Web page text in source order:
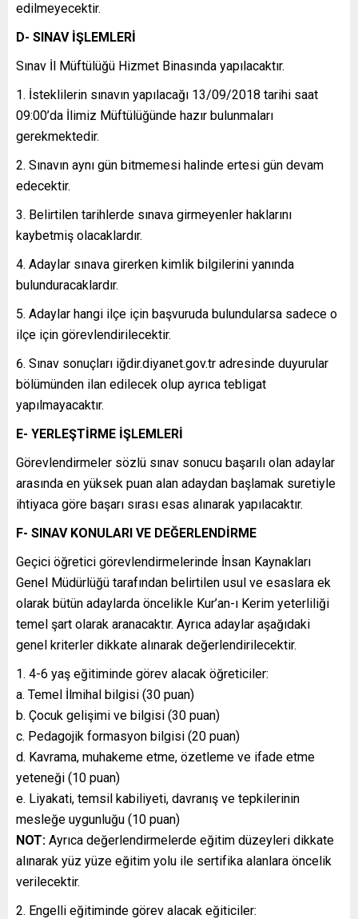
edilmeyecektir.
D- SINAV İŞLEMLERİ
Sınav İl Müftülüğü Hizmet Binasında yapılacaktır.
İsteklilerin sınavın yapılacağı 13/09/2018 tarihi saat
09:00’da İlimiz Müftülüğünde hazır bulunmaları
gerekmektedir.
Sınavın aynı gün bitmemesi halinde ertesi gün devam
edecektir.
Belirtilen tarihlerde sınava girmeyenler haklarını
kaybetmiş olacaklardır.
Adaylar sınava girerken kimlik bilgilerini yanında
bulunduracaklardır.
Adaylar hangi ilçe için başvuruda bulundularsa sadece o
ilçe için görevlendirilecektir.
Sınav sonuçları iğdir.diyanet.gov.tr adresinde duyurular
bölümünden ilan edilecek olup ayrıca tebligat
yapılmayacaktır.
E- YERLEŞTİRME İŞLEMLERİ
Görevlendirmeler sözlü sınav sonucu başarılı olan adaylar
arasında en yüksek puan alan adaydan başlamak suretiyle
ihtiyaca göre başarı sırası esas alınarak yapılacaktır.
F- SINAV KONULARI VE DEĞERLENDİRME
Geçici öğretici görevlendirmelerinde İnsan Kaynakları
Genel Müdürlüğü tarafından belirtilen usul ve esaslara ek
olarak bütün adaylarda öncelikle Kur’an-ı Kerim yeterliliği
temel şart olarak aranacaktır. Ayrıca adaylar aşağıdaki
genel kriterler dikkate alınarak değerlendirilecektir.
4-6 yaş eğitiminde görev alacak öğreticiler:
a. Temel İlmihal bilgisi (30 puan)
b. Çocuk gelişimi ve bilgisi (30 puan)
c. Pedagojik formasyon bilgisi (20 puan)
d. Kavrama, muhakeme etme, özetleme ve ifade etme
yeteneği (10 puan)
e. Liyakati, temsil kabiliyeti, davranış ve tepkilerinin
mesleğe uygunluğu (10 puan)
NOT: Ayrıca değerlendirmelerde eğitim düzeyleri dikkate
alınarak yüz yüze eğitim yolu ile sertifika alanlara öncelik
verilecektir.
Engelli eğitiminde görev alacak eğiticiler: